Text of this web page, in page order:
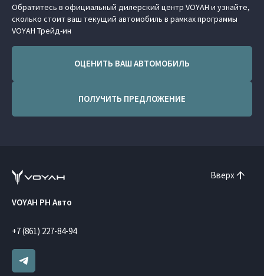
Обратитесь в официальный дилерский центр VOYAH и узнайте,
сколько стоит ваш текущий автомобиль в рамках программы
VOYAH Трейд-ин
ОЦЕНИТЬ ВАШ АВТОМОБИЛЬ
ПОЛУЧИТЬ ПРЕДЛОЖЕНИЕ
Вверх
VOYAH РН Авто
+7 (861) 227-84-94